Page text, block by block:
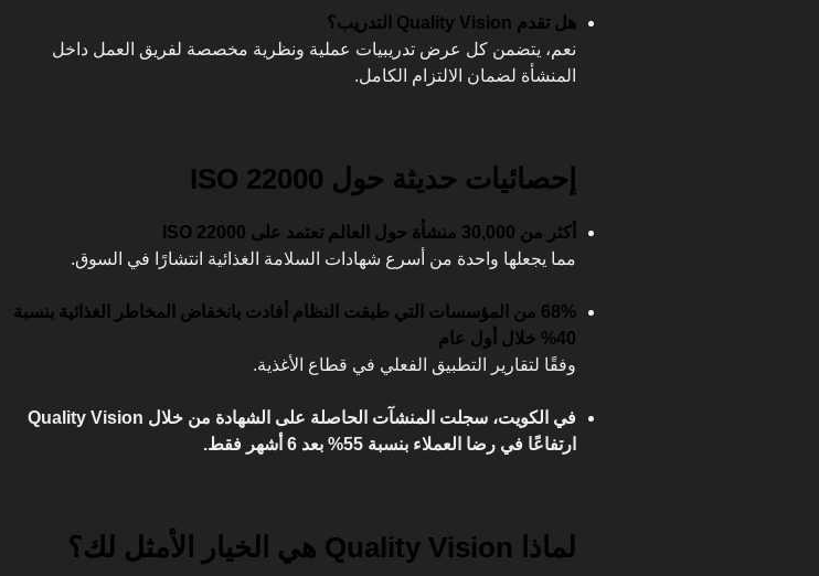
هل تقدم Quality Vision التدريب؟
نعم، يتضمن كل عرض تدريبيات عملية ونظرية مخصصة لفريق العمل داخل
المنشأة لضمان الالتزام الكامل.
إحصائيات حديثة حول ISO 22000
أكثر من 30,000 منشأة حول العالم تعتمد على ISO 22000
مما يجعلها واحدة من أسرع شهادات السلامة الغذائية انتشارًا في السوق.
68% من المؤسسات التي طبقت النظام أفادت بانخفاض المخاطر الغذائية بنسبة
40% خلال أول عام
وفقًا لتقارير التطبيق الفعلي في قطاع الأغذية.
في الكويت، سجلت المنشآت الحاصلة على الشهادة من خلال Quality Vision
ارتفاعًا في رضا العملاء بنسبة 55% بعد 6 أشهر فقط.
لماذا Quality Vision هي الخيار الأمثل لك؟